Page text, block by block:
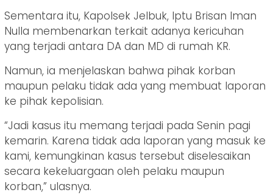
Sementara itu, Kapolsek Jelbuk, Iptu Brisan Iman
Nulla membenarkan terkait adanya kericuhan
yang terjadi antara DA dan MD di rumah KR.
Namun, ia menjelaskan bahwa pihak korban
maupun pelaku tidak ada yang membuat laporan
ke pihak kepolisian.
“Jadi kasus itu memang terjadi pada Senin pagi
kemarin. Karena tidak ada laporan yang masuk ke
kami, kemungkinan kasus tersebut diselesaikan
secara kekeluargaan oleh pelaku maupun
korban,” ulasnya.